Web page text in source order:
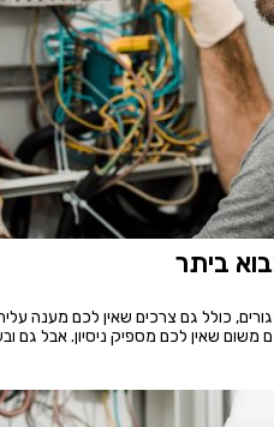
ביתר
כולל גם צרכים שאין לכם מענה
שאין לכם מספיק ניסיון. אבל גם